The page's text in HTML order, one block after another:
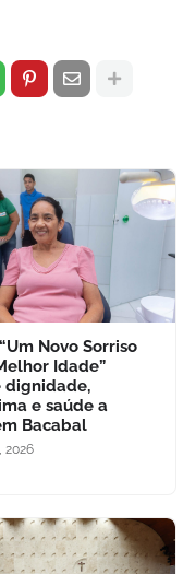
Novo Sorriso
Idade”
dignidade,
e saúde a
Bacabal
2026